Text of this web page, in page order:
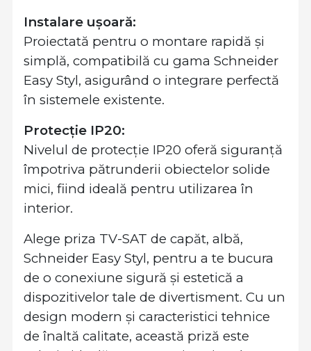
Instalare ușoară:
Proiectată pentru o montare rapidă și
simplă, compatibilă cu gama Schneider
Easy Styl, asigurând o integrare perfectă
în sistemele existente.
Protecție IP20:
Nivelul de protecție IP20 oferă siguranță
împotriva pătrunderii obiectelor solide
mici, fiind ideală pentru utilizarea în
interior.
Alege priza TV-SAT de capăt, albă,
Schneider Easy Styl, pentru a te bucura
de o conexiune sigură și estetică a
dispozitivelor tale de divertisment. Cu un
design modern și caracteristici tehnice
de înaltă calitate, această priză este